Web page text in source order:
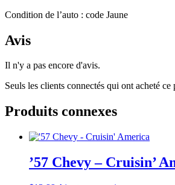
Condition de l’auto : code Jaune
Avis
Il n'y a pas encore d'avis.
Seuls les clients connectés qui ont acheté
Produits connexes
’57 Chevy – Cruisin’